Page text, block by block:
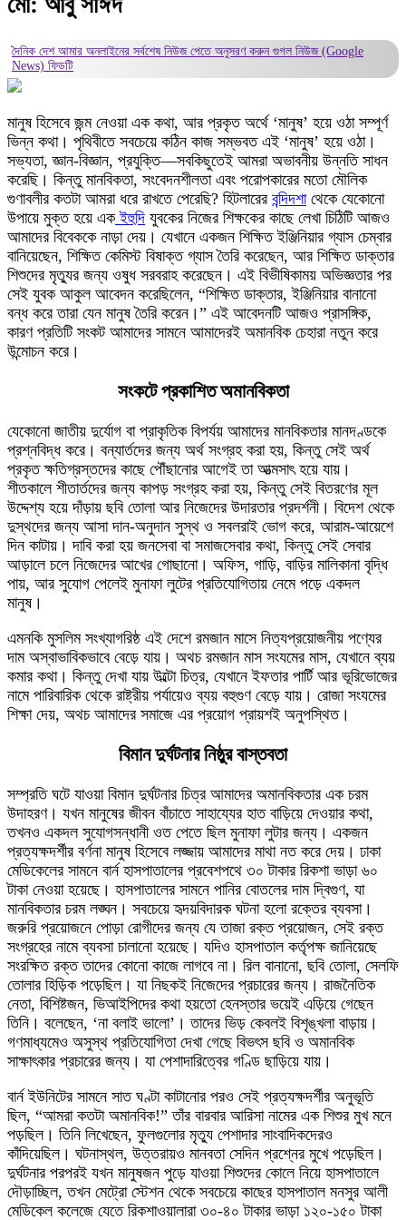
দৈনিক দেশ আমার অনলাইনের সর্বশেষ নিউজ পেতে অনুসরণ করুন গুগল নিউজ (Google
News) ফিডটি
মানুষ হিসেবে জন্ম নেওয়া এক কথা, আর প্রকৃত অর্থে ‘মানুষ’ হয়ে ওঠা সম্পূর্ণ
ভিন্ন কথা। পৃথিবীতে সবচেয়ে কঠিন কাজ সম্ভবত এই ‘মানুষ’ হয়ে ওঠা।
সভ্যতা, জ্ঞান-বিজ্ঞান, প্রযুক্তি—সবকিছুতেই আমরা অভাবনীয় উন্নতি সাধন
করেছি। কিন্তু মানবিকতা, সংবেদনশীলতা এবং পরোপকারের মতো মৌলিক
গুণাবলীর কতটা আমরা ধরে রাখতে পেরেছি? হিটলারের বন্দিদশাথেকে যেকোনো
উপায়ে মুক্ত হয়ে একইহুদি যুবকের নিজের শিক্ষকের কাছে লেখা চিঠিটি আজও
আমাদের বিবেককে নাড়া দেয়। যেখানে একজন শিক্ষিত ইঞ্জিনিয়ার গ্যাস চেম্বার
বানিয়েছেন, শিক্ষিত কেমিস্ট বিষাক্ত গ্যাস তৈরি করেছেন, আর শিক্ষিত ডাক্তার
শিশুদের মৃত্যুর জন্য ওষুধ সরবরাহ করেছেন। এই বিভীষিকাময় অভিজ্ঞতার পর
সেই যুবক আকুল আবেদন করেছিলেন, “শিক্ষিত ডাক্তার, ইঞ্জিনিয়ার বানানো
বন্ধ করে তারা যেন মানুষ তৈরি করেন।” এই আবেদনটি আজও প্রাসঙ্গিক,
কারণ প্রতিটি সংকট আমাদের সামনে আমাদেরই অমানবিক চেহারা নতুন করে
উন্মোচন করে।
সংকটে প্রকাশিত অমানবিকতা
যেকোনো জাতীয় দুর্যোগ বা প্রাকৃতিক বিপর্যয় আমাদের মানবিকতার মানদণ্ডকে
প্রশ্নবিদ্ধ করে। বন্যার্তদের জন্য অর্থ সংগ্রহ করা হয়, কিন্তু সেই অর্থ
প্রকৃত ক্ষতিগ্রস্তদের কাছে পৌঁছানোর আগেই তা আত্মসাৎ হয়ে যায়।
শীতকালে শীতার্তদের জন্য কাপড় সংগ্রহ করা হয়, কিন্তু সেই বিতরণের মূল
উদ্দেশ্য হয়ে দাঁড়ায় ছবি তোলা আর নিজেদের উদারতার প্রদর্শনী। বিদেশ থেকে
দুস্থদের জন্য আসা দান-অনুদান সুস্থ ও সবলরাই ভোগ করে, আরাম-আয়েশে
দিন কাটায়। দাবি করা হয় জনসেবা বা সমাজসেবার কথা, কিন্তু সেই সেবার
আড়ালে চলে নিজেদের আখের গোছানো। অফিস, গাড়ি, বাড়ির মালিকানা বৃদ্ধি
পায়, আর সুযোগ পেলেই মুনাফা লুটের প্রতিযোগিতায় নেমে পড়ে একদল
মানুষ।
এমনকি মুসলিম সংখ্যাগরিষ্ঠ এই দেশে রমজান মাসে নিত্যপ্রয়োজনীয় পণ্যের
দাম অস্বাভাবিকভাবে বেড়ে যায়। অথচ রমজান মাস সংযমের মাস, যেখানে ব্যয়
কমার কথা। কিন্তু দেখা যায় উল্টো চিত্র, যেখানে ইফতার পার্টি আর ভূরিভোজের
নামে পারিবারিক থেকে রাষ্ট্রীয় পর্যায়েও ব্যয় বহুগুণ বেড়ে যায়। রোজা সংযমের
শিক্ষা দেয়, অথচ আমাদের সমাজে এর প্রয়োগ প্রায়শই অনুপস্থিত।
বিমান দুর্ঘটনার নিষ্ঠুর বাস্তবতা
সম্প্রতি ঘটে যাওয়া বিমান দুর্ঘটনার চিত্র আমাদের অমানবিকতার এক চরম
উদাহরণ। যখন মানুষের জীবন বাঁচাতে সাহায্যের হাত বাড়িয়ে দেওয়ার কথা,
তখনও একদল সুযোগসন্ধানী ওত পেতে ছিল মুনাফা লুটার জন্য। একজন
প্রত্যক্ষদর্শীর বর্ণনা মানুষ হিসেবে লজ্জায় আমাদের মাথা নত করে দেয়। ঢাকা
মেডিকেলের সামনে বার্ন হাসপাতালের প্রবেশপথে ৩০ টাকার রিকশা ভাড়া ৬০
টাকা নেওয়া হয়েছে। হাসপাতালের সামনে পানির বোতলের দাম দ্বিগুণ, যা
মানবিকতার চরম লঙ্ঘন। সবচেয়ে হৃদয়বিদারক ঘটনা হলো রক্তের ব্যবসা।
জরুরি প্রয়োজনে পোড়া রোগীদের জন্য যে তাজা রক্ত প্রয়োজন, সেই রক্ত
সংগ্রহের নামে ব্যবসা চালানো হয়েছে। যদিও হাসপাতাল কর্তৃপক্ষ জানিয়েছে
সংরক্ষিত রক্ত তাদের কোনো কাজে লাগবে না। রিল বানানো, ছবি তোলা, সেলফি
তোলার হিড়িক পড়েছিল। যা নিছকই নিজেদের প্রচারের জন্য। রাজনৈতিক
নেতা, বিশিষ্টজন, ভিআইপিদের কথা হয়তো হেনস্তার ভয়েই এড়িয়ে গেছেন
তিনি। বলেছেন, ‘না বলাই ভালো’। তাদের ভিড় কেবলই বিশৃঙ্খলা বাড়ায়।
গণমাধ্যমেও অসুস্থ প্রতিযোগিতা দেখা গেছে বিভৎস ছবি ও অমানবিক
সাক্ষাৎকার প্রচারের জন্য। যা পেশাদারিত্বের গণ্ডি ছাড়িয়ে যায়।
বার্ন ইউনিটের সামনে সাত ঘণ্টা কাটানোর পরও সেই প্রত্যক্ষদর্শীর অনুভূতি
ছিল, “আমরা কতটা অমানবিক!” তাঁর বারবার আরিসা নামের এক শিশুর মুখ মনে
পড়ছিল। তিনি লিখেছেন, ফুলগুলোর মৃত্যু পেশাদার সাংবাদিকদেরও
কাঁদিয়েছিল। ঘটনাস্থল, উত্তরায়ও মানবতা সেদিন প্রশ্নের মুখে পড়েছিল।
দুর্ঘটনার পরপরই যখন মানুষজন পুড়ে যাওয়া শিশুদের কোলে নিয়ে হাসপাতালে
দৌড়াচ্ছিল, তখন মেট্রো স্টেশন থেকে সবচেয়ে কাছের হাসপাতাল মনসুর আলী
মেডিকেল কলেজে যেতে রিকশাওয়ালারা ৩০-৪০ টাকার ভাড়া ১২০-১৫০ টাকা